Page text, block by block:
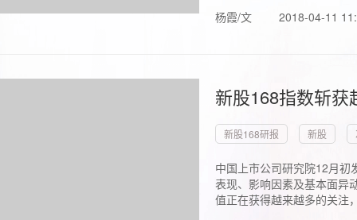
杨霞/文 2018-04-11
新股168指数斩
新股168研报 新股
中国上市公司研究院12月初
表现、影响因素及基本面异
值正在获得越来越多的关注